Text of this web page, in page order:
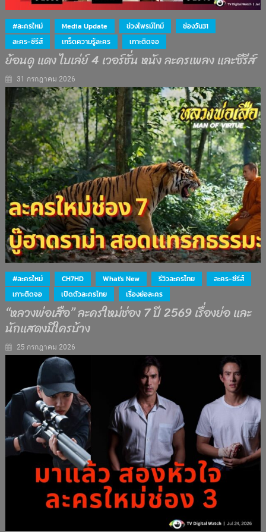
#ละครใหม่ Media Update ช่วงไพรม์ไทม์
ช่องวัน31
ละคร-ซีรีส์
เกร็ดความรู้ละคร เกาะติดจอ
ย้อนดู แดง ไบเล่ย์ 4 เวอร์ชั่น หนัง ละครเพลง และซีรีส์
31 กรกฎาคม 2026
#ละครใหม่ CH7HD What's New รีวิวละครไทย
ละคร-ซีรีส์
เกาะติดจอ
เปิดตัวละครไทย เรื่องย่อละคร
“หลวงพ่อเสือ” ละครใหม่ช่อง 7 ปี 2569 เรื่องย่อ และ
นักแสดงมีใครบ้าง
25 กรกฎาคม 2026